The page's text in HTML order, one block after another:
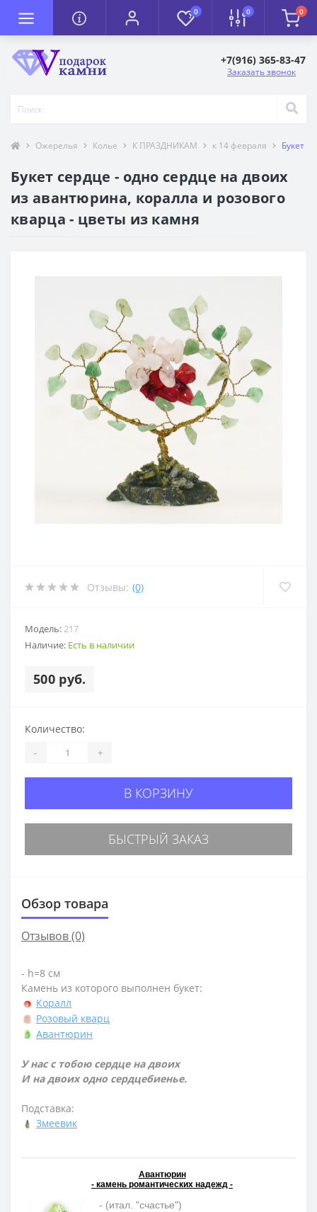
0 0 0
+7(916) 365-83-47
Заказать звонок
Ожерелья Колье К ПРАЗДНИКАМ к 14 февраля Букет
Букет сердце - одно сердце на двоих
из авантюрина, коралла и розового
кварца - цветы из камня
Отзывы: (0)
Модель:217
Наличие: Есть в наличии
500 руб.
Количество:
- +
В КОРЗИНУ
БЫСТРЫЙ ЗАКАЗ
Обзор товара
Отзывов (0)
- h=8 см
Камень из которого выполнен букет:
Коралл
Розовый кварц
Авантюрин
У нас с тобою сердце на двоих
И на двоих одно сердцебиенье.
Подставка:
Змеевик
Авантюрин
- камень романтических надежд -
- (итал. "счастье")